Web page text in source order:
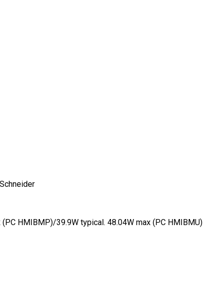
HMIBMP)/39.9W typical. 48.04W max (PC HMIBMU)